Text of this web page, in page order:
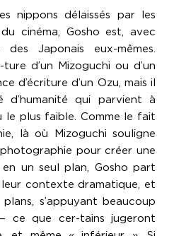
nippons délaissés par les
cinéma, Gosho est, avec
Japonais eux-mêmes.
d’un Mizoguchi ou d’un
d’écriture d’un Ozu, mais il
d’humanité qui parvient à
le plus faible. Comme le fait
là où Mizoguchi souligne
pour créer une
un seul plan, Gosho part
contexte dramatique, et
s’appuyant beaucoup
ce que cer-tains jugeront